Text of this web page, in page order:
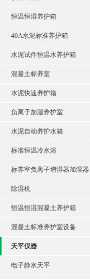
恒温恒湿养护箱
40A水泥标准养护箱
水泥试件恒温水养护箱
混凝土标养室
水泥快速养护箱
负离子加湿养护室
水泥自动养护水箱
标准恒温冷水浴
标养室负离子增湿器加湿器
除湿机
恒温恒湿混凝土养护箱
混凝土标准养护室设备
天平仪器
电子静水天平